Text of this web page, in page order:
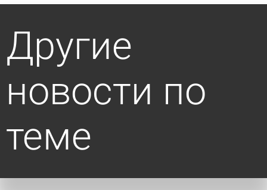
Другие
новости по
теме